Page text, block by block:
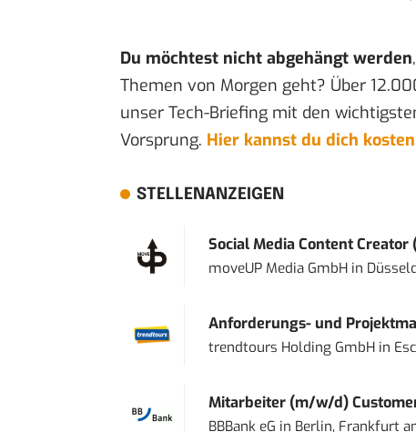
Du möchtest nicht abgehängt werden
Themen von Morgen geht? Über
unser Tech-Briefing mit den
Vorsprung. Hier kannst du dich
STELLENANZEIGEN
Social Media Content
moveUP Media GmbHin
Anforderungs- und
trendtours Holding GmbHin
Mitarbeiter (m/w/d)
BBBank eG in Berlin, Frankfurt